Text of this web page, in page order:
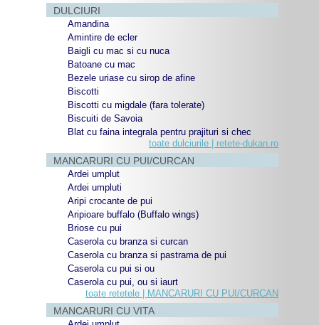
DULCIURI
Amandina
Amintire de ecler
Baigli cu mac si cu nuca
Batoane cu mac
Bezele uriase cu sirop de afine
Biscotti
Biscotti cu migdale (fara tolerate)
Biscuiti de Savoia
Blat cu faina integrala pentru prajituri si chec
toate dulciurile | retete-dukan.ro
MANCARURI CU PUI/CURCAN
Ardei umplut
Ardei umpluti
Aripi crocante de pui
Aripioare buffalo (Buffalo wings)
Briose cu pui
Caserola cu branza si curcan
Caserola cu branza si pastrama de pui
Caserola cu pui si ou
Caserola cu pui, ou si iaurt
toate retetele | MANCARURI CU PUI/CURCAN
MANCARURI CU VITA